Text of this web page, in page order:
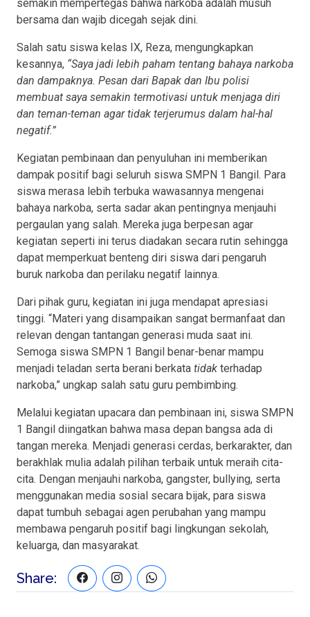
semakin mempertegas bahwa narkoba adalah musuh
bersama dan wajib dicegah sejak dini.
Salah satu siswa kelas IX, Reza, mengungkapkan
kesannya, “Saya jadi lebih paham tentang bahaya narkoba
dan dampaknya. Pesan dari Bapak dan Ibu polisi
membuat saya semakin termotivasi untuk menjaga diri
dan teman-teman agar tidak terjerumus dalam hal-hal
negatif.”
Kegiatan pembinaan dan penyuluhan ini memberikan
dampak positif bagi seluruh siswa SMPN 1 Bangil. Para
siswa merasa lebih terbuka wawasannya mengenai
bahaya narkoba, serta sadar akan pentingnya menjauhi
pergaulan yang salah. Mereka juga berpesan agar
kegiatan seperti ini terus diadakan secara rutin sehingga
dapat memperkuat benteng diri siswa dari pengaruh
buruk narkoba dan perilaku negatif lainnya.
Dari pihak guru, kegiatan ini juga mendapat apresiasi
tinggi. “Materi yang disampaikan sangat bermanfaat dan
relevan dengan tantangan generasi muda saat ini.
Semoga siswa SMPN 1 Bangil benar-benar mampu
menjadi teladan serta berani berkata tidak terhadap
narkoba,” ungkap salah satu guru pembimbing.
Melalui kegiatan upacara dan pembinaan ini, siswa SMPN
1 Bangil diingatkan bahwa masa depan bangsa ada di
tangan mereka. Menjadi generasi cerdas, berkarakter, dan
berakhlak mulia adalah pilihan terbaik untuk meraih cita-
cita. Dengan menjauhi narkoba, gangster, bullying, serta
menggunakan media sosial secara bijak, para siswa
dapat tumbuh sebagai agen perubahan yang mampu
membawa pengaruh positif bagi lingkungan sekolah,
keluarga, dan masyarakat.
Share: